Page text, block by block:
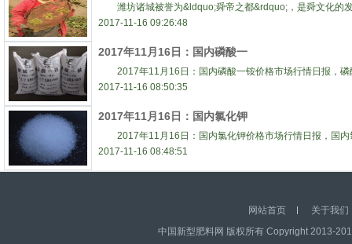
潍坊诸城被誉为&ldquo;舜帝之都&rdquo;，是舜文化的
2017-11-16 09:26:48
2017年11月16日：国内磷酸一
2017年11月16日：国内磷酸一铵价格市场行情日报，磷
2017-11-16 08:50:35
2017年11月16日：国内氯化钾
2017年11月16日：国内氯化钾价格市场行情日报，国内
2017-11-16 08:48:51
网站首页
关于我们
中国新型肥料网 版权所有 Copyright 2013-